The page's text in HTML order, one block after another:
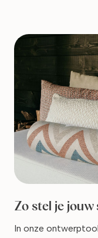
Zo stel je jouw
In onze